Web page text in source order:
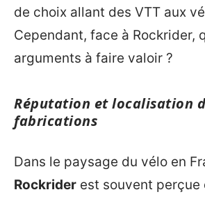
de choix allant des VTT aux
Cependant, face à Rockrider,
arguments à faire valoir ?
Réputation et localisation
fabrications
Dans le paysage du vélo en
Rockrider est souvent perçue